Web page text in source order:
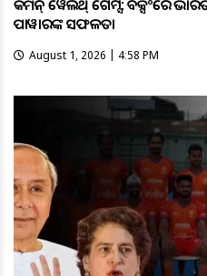
କମନ୍ ୱେଲଥ୍ ଗେମ୍ସ: ବକ୍ସିଂରେ
ପାୱାରଙ୍କ ସଫଳତା
August 1, 2026 | 4:58 PM